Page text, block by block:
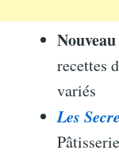
recettes
variés
Les